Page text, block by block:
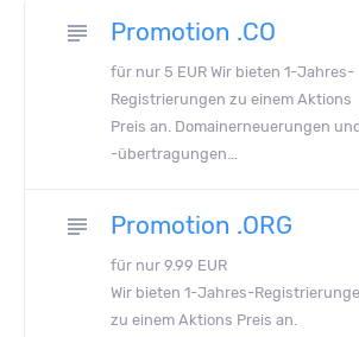
subject Promotion .CO
für nur 5 EUR Wir bieten 1-Jahres-
Registrierungen zu einem Aktions
Preis an. Domainerneuerungen
-übertragungen...
subject Promotion .ORG
für nur 9.99 EUR
Wir bieten 1-Jahres-
zu einem Aktions Preis an.